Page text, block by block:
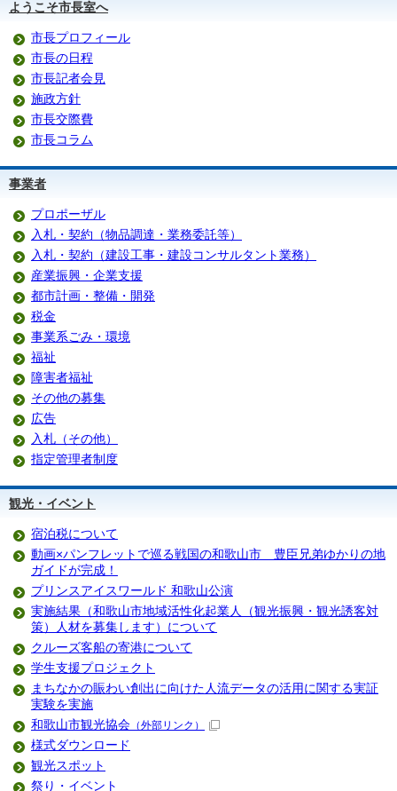
ようこそ市長室へ
市長プロフィール
市長の日程
市長記者会見
施政方針
市長交際費
市長コラム
事業者
プロポーザル
入札・契約（物品調達・業務委託等）
入札・契約（建設工事・建設コンサルタント業務）
産業振興・企業支援
都市計画・整備・開発
税金
事業系ごみ・環境
福祉
障害者福祉
その他の募集
広告
入札（その他）
指定管理者制度
観光・イベント
宿泊税について
動画×パンフレットで巡る戦国の和歌山市 豊臣兄弟ゆかりの地
ガイドが完成！
プリンスアイスワールド 和歌山公演
実施結果（和歌山市地域活性化起業人（観光振興・観光誘客対
策）人材を募集します）について
クルーズ客船の寄港について
学生支援プロジェクト
まちなかの賑わい創出に向けた人流データの活用に関する実証
実験を実施
和歌山市観光協会 （外部リンク）
様式ダウンロード
観光スポット
祭り・イベント